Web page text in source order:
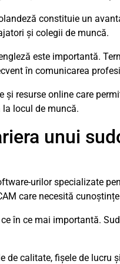
constituie un
și colegii de muncă.
este importantă.
în comunicarea
resurse online care
locul de muncă.
unui
urilor specializate
care necesită
în ce mai importantă.
calitate, fișele de lucru